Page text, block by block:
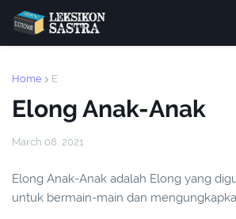
Home E
Elong Anak-Anak
March 08, 2021
Elong Anak-Anak adalah Elong yang
untuk bermain-main dan